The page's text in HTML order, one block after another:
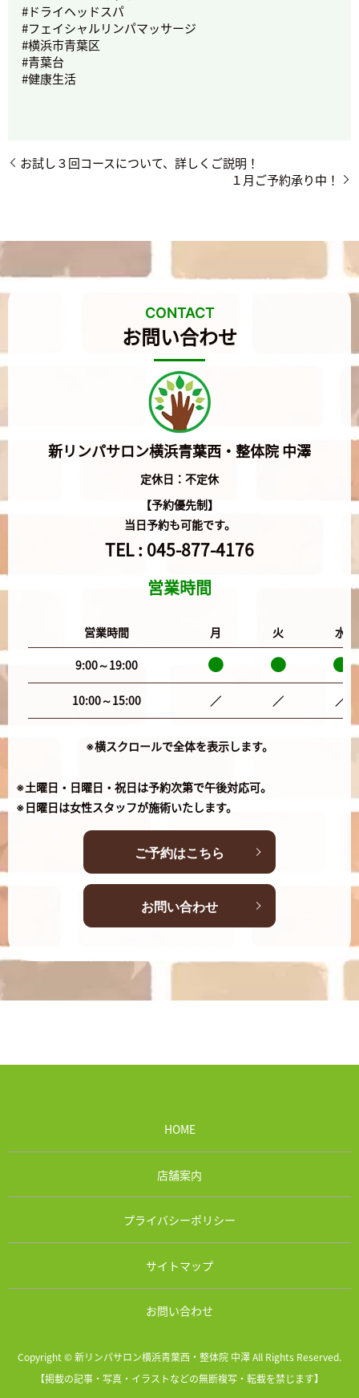
#ドライヘッドスパ
#フェイシャルリンパマッサージ
#横浜市青葉区
#青葉台
#健康生活
お試し３回コースについて、詳しくご説明！
１月ご予約承り中！
CONTACT
お問い合わせ
新リンパサロン横浜青葉西・整体院 中澤
定休日：不定休
【予約優先制】
当日予約も可能です。
TEL : 045-877-4176
営業時間
営業時間 月 火 水
9:00～19:00
10:00～15:00 ／ ／ ／
※横スクロールで全体を表示します。
※土曜日・日曜日・祝日は予約次第で午後対応可。
※日曜日は女性スタッフが施術いたします。
ご予約はこちら
お問い合わせ
HOME
店舗案内
プライバシーポリシー
サイトマップ
お問い合わせ
Copyright © 新リンパサロン横浜青葉西・整体院 中澤 All Rights Reserved.
【掲載の記事・写真・イラストなどの無断複写・転載を禁じます】